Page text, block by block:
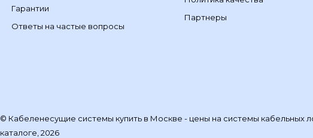
Гарантии
Ответы на частые вопросы
Партнеры
© Кабеленесущие системы купить в Москве - цены на системы кабельных
каталоге, 2026